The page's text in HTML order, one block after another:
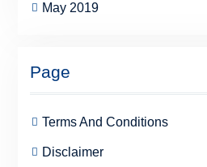
May 2019
Page
Terms And Conditions
Disclaimer